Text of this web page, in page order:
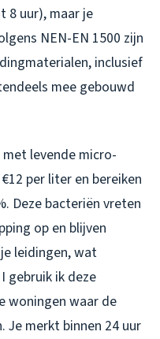
8 uur), maar je
NEN-EN 1500 zijn
inclusief
mee gebouwd
levende micro-
per liter en bereiken
Deze bacteriën vreten
op en blijven
leidingen, wat
gebruik ik deze
woningen waar de
merkt binnen 24 uur